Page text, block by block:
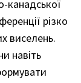
канадської
різко
виселень.
навіть